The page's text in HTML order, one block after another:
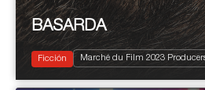
2023 95’
Drama
BASARDA
Ficción Marché du Film 2023